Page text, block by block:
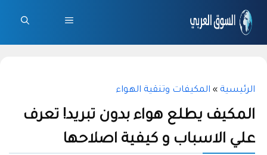
المحتوى
القائمة
الرئيسية » المكيفات وتنقية الهواء
المكيف يطلع هواء بدون تبريد! تعرف
علي الاسباب و كيفية اصلاحها